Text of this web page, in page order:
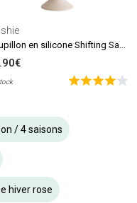
/ 4 saisons
hiver rose